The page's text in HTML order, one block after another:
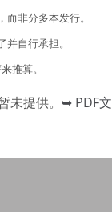
非分多本发行。
自行承担。
推算。
提供。 ➥ PDF文